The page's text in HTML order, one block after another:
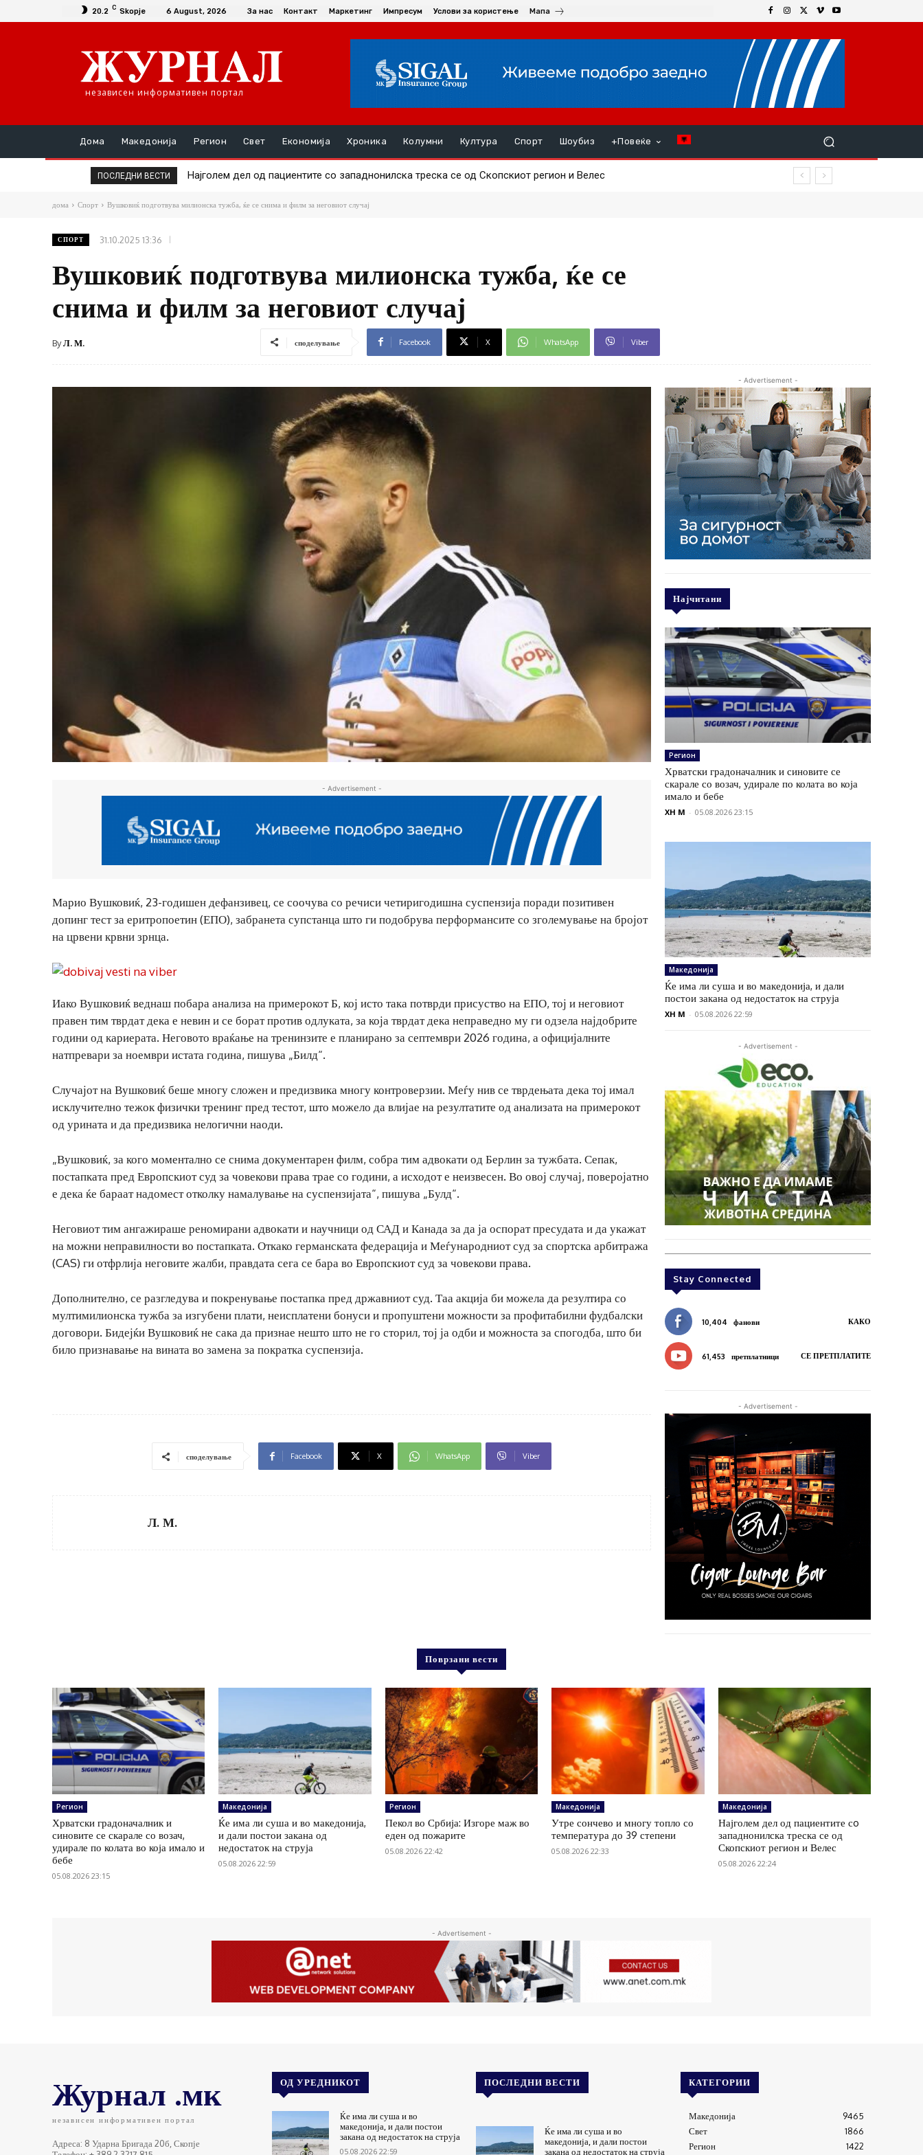
20.2 C Skopje 6 August, 2026 За нас Контакт Маркетинг Импресум Услови за користење Мапа
независен информативен портал
Дома Македонија Регион Свет Економија Хроника Колумни Култура Спорт Шоубиз +Повеќе
ПОСЛЕДНИ ВЕСТИ Најголем дел од пациентите сo западнонилска треска се од Скопскиот регион и Велес
дома Спорт Вушковиќ подготвува милионска тужба, ќе се снима и филм за неговиот случај
СПОРТ 31.10.2025 13:36
Вушковиќ подготвува милионска тужба, ќе се
снима и филм за неговиот случај
ByЛ. М. споделување Facebook X WhatsApp Viber
- Advertisement -
Марио Вушковиќ, 23-годишен дефанзивец, се соочува со речиси четиригодишна суспензија поради позитивен
допинг тест за еритропоетин (ЕПО), забранета супстанца што ги подобрува перформансите со зголемување на бројот
на црвени крвни зрнца.
Иако Вушковиќ веднаш побара анализа на примерокот Б, кој исто така потврди присуство на ЕПО, тој и неговиот
правен тим тврдат дека е невин и се борат против одлуката, за која тврдат дека неправедно му ги одзела најдобрите
години од кариерата. Неговото враќање на тренинзите е планирано за септември 2026 година, а официјалните
натпревари за ноември истата година, пишува „Билд“.
Случајот на Вушковиќ беше многу сложен и предизвика многу контроверзии. Меѓу нив се тврдењата дека тој имал
исклучително тежок физички тренинг пред тестот, што можело да влијае на резултатите од анализата на примерокот
од урината и да предизвика нелогични наоди.
„Вушковиќ, за кого моментално се снима документарен филм, собра тим адвокати од Берлин за тужбата. Сепак,
постапката пред Европскиот суд за човекови права трае со години, а исходот е неизвесен. Во овој случај, поверојатно
е дека ќе бараат надомест отколку намалување на суспензијата“, пишува „Булд“.
Неговиот тим ангажираше реномирани адвокати и научници од САД и Канада за да ја оспорат пресудата и да укажат
на можни неправилности во постапката. Откако германската федерација и Меѓународниот суд за спортска арбитража
(CAS) ги отфрлија неговите жалби, правдата сега се бара во Европскиот суд за човекови права.
Дополнително, се разгледува и покренување постапка пред државниот суд. Таа акција би можела да резултира со
мултимилионска тужба за изгубени плати, неисплатени бонуси и пропуштени можности за профитабилни фудбалски
договори. Бидејќи Вушковиќ не сака да признае нешто што не го сторил, тој ја одби и можноста за спогодба, што би
било признавање на вината во замена за пократка суспензија.
споделување Facebook X WhatsApp Viber
Л. М.
- Advertisement -
Најчитани
Регион
Хрватски градоначалник и синовите се
скарале со возач, удирале по колата во која
имало и бебе
XH M - 05.08.2026 23:15
Македонија
Ќе има ли суша и во македонија, и дали
постои закана од недостаток на струја
XH M - 05.08.2026 22:59
- Advertisement -
Stay Connected
10,404 фанови КАКО
61,453 претплатници СЕ ПРЕТПЛАТИТЕ
- Advertisement -
Поврзани вести
Регион
Хрватски градоначалник и
синовите се скарале со возач,
удирале по колата во која имало и
бебе
05.08.2026 23:15
Македонија
Ќе има ли суша и во македонија,
и дали постои закана од
недостаток на струја
05.08.2026 22:59
Регион
Пекол во Србија: Изгоре маж во
еден од пожарите
05.08.2026 22:42
Македонија
Утре сончево и многу топло со
температура до 39 степени
05.08.2026 22:33
Македонија
Најголем дел од пациентите сo
западнонилска треска се од
Скопскиот регион и Велес
05.08.2026 22:24
- Advertisement -
Журнал .мк
независен информативен портал
Адреса: 8 Ударна Бригада 20б, Скопје
ОД УРЕДНИКОТ
Ќе има ли суша и во
македонија, и дали постои
закана од недостаток на струја
05.08.2026 22:59
ПОСЛЕДНИ ВЕСТИ
Ќе има ли суша и во
македонија, и дали постои
закана од недостаток на струја
КАТЕГОРИИ
Македонија
9465
Свет
1866
Регион
1422